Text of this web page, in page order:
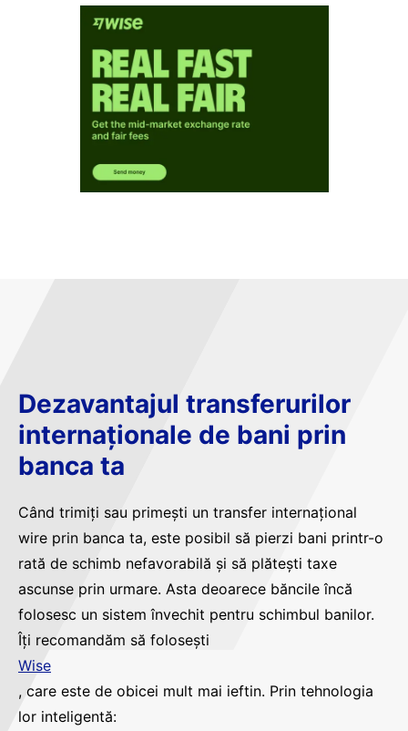
Dezavantajul transferurilor
internaționale de bani prin
banca ta
Când trimiți sau primești un transfer internațional
wire prin banca ta, este posibil să pierzi bani printr-o
rată de schimb nefavorabilă și să plătești taxe
ascunse prin urmare. Asta deoarece băncile încă
folosesc un sistem învechit pentru schimbul banilor.
Îți recomandăm să folosești
Wise
, care este de obicei mult mai ieftin. Prin tehnologia
lor inteligentă: